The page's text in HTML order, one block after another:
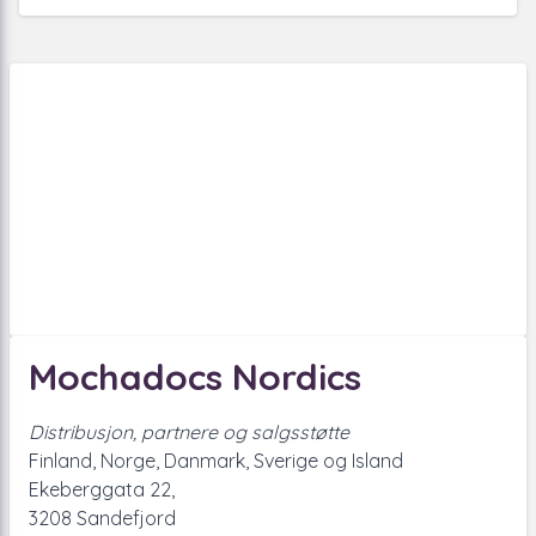
Mochadocs Nordics
Distribusjon, partnere og salgsstøtte
Finland, Norge, Danmark, Sverige og Island
Ekeberggata 22,
3208 Sandefjord